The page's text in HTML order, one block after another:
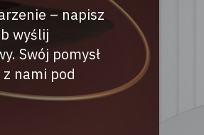
– napisz
wyślij
Swój pomysł
nami pod